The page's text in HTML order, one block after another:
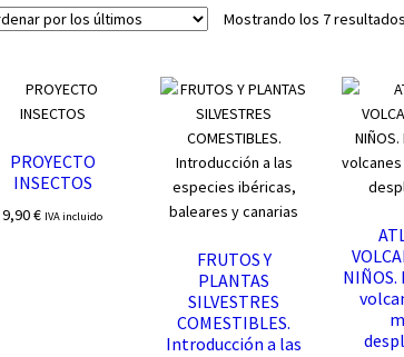
Mostrando los 7 resultados
PROYECTO
INSECTOS
9,90€ IVA incluido
FRUTOS Y
PLANTAS
SILVESTRES
COMESTIBLES.
Introducción a las